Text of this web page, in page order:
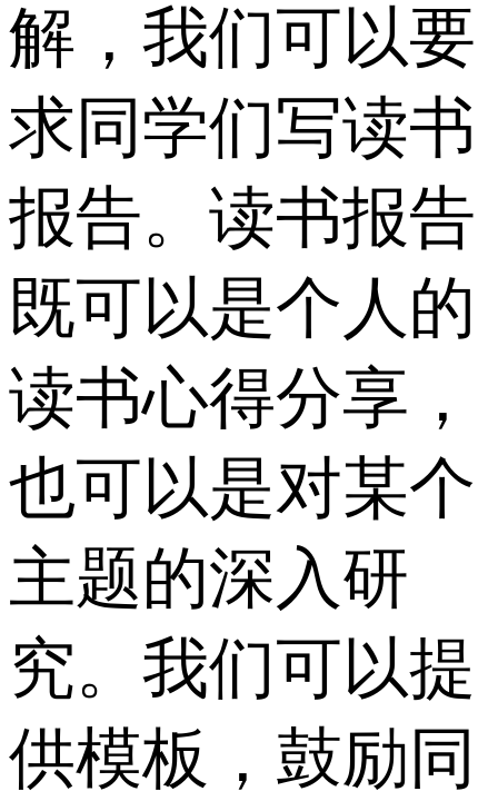
解，我们可以要
求同学们写读书
报告。读书报告
既可以是个人的
读书心得分享，
也可以是对某个
主题的深入研
究。我们可以提
供模板，鼓励同